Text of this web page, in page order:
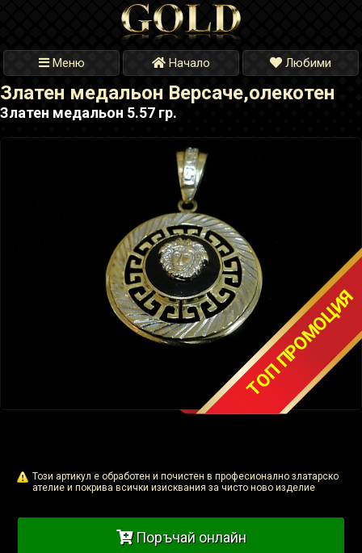
Меню Начало Любими
Златен медальон Версаче,олекотен
Златен медальон 5.57 гр.
ТОП ПРОМОЦИЯ
Този артикул е обработен и почистен в професионално златарско
ателие и покрива всички изисквания за чисто ново изделие
Поръчай онлайн